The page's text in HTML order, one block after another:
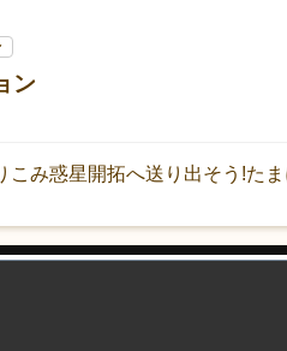
ン
こみ惑星開拓へ送り出そう!た